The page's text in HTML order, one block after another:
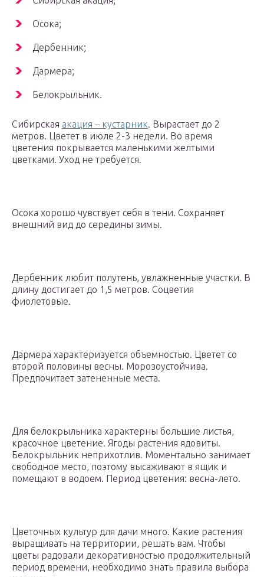
Осока;
Дербенник;
Дармера;
Белокрыльник.
Сибирская акация – кустарник. Вырастает до 2
метров. Цветет в июле 2-3 недели. Во время
цветения покрывается маленькими желтыми
цветками. Уход не требуется.
Осока хорошо чувствует себя в тени. Сохраняет
внешний вид до середины зимы.
Дербенник любит полутень, увлажненные участки. В
длину достигает до 1,5 метров. Соцветия
фиолетовые.
Дармера характеризуется объемностью. Цветет со
второй половины весны. Морозоустойчива.
Предпочитает затененные места.
Для белокрыльника характерны большие листья,
красочное цветение. Ягоды растения ядовиты.
Белокрыльник неприхотлив. Моментально занимает
свободное место, поэтому высаживают в ящик и
помещают в водоем. Период цветения: весна-лето.
Цветочных культур для дачи много. Какие растения
выращивать на территории, решать вам. Чтобы
цветы радовали декоративностью продолжительный
период времени, необходимо знать правила выбора